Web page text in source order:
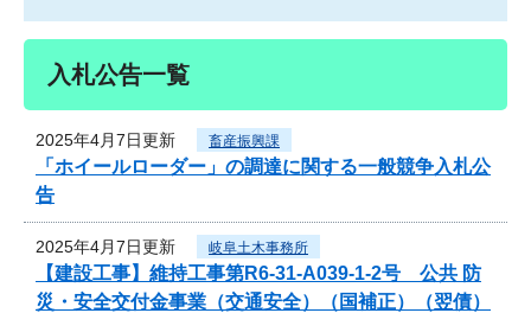
入札公告一覧
2025年4月7日更新 畜産振興課
「ホイールローダー」の調達に関する一般競争入札公
告
2025年4月7日更新 岐阜土木事務所
【建設工事】維持工事第R6-31-A039-1-2号 公共 防
災・安全交付金事業（交通安全）（国補正）（翌債）